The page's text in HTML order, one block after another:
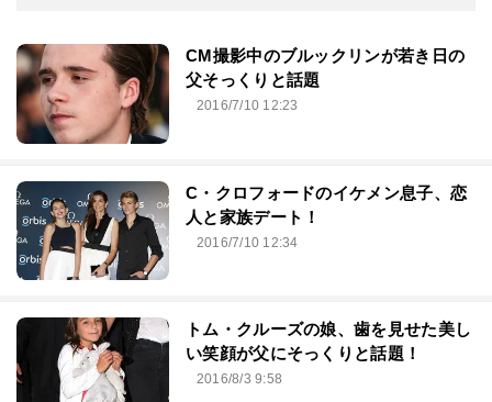
CM撮影中のブルックリンが若き日の
父そっくりと話題
2016/7/10 12:23
C・クロフォードのイケメン息子、恋
人と家族デート！
2016/7/10 12:34
トム・クルーズの娘、歯を見せた美し
い笑顔が父にそっくりと話題！
2016/8/3 9:58